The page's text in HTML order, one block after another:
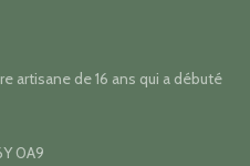
artisane de 16 ans qui a débuté
0A9